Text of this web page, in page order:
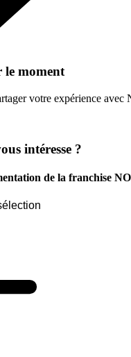
le moment
votre expérience avec
intéresse ?
de la franchise